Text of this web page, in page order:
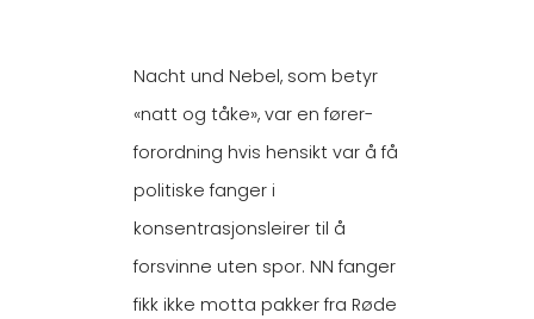
Nacht und Nebel, som betyr
«natt og tåke», var en fører-
forordning hvis hensikt var å få
politiske fanger i
konsentrasjonsleirer til å
forsvinne uten spor. NN fanger
fikk ikke motta pakker fra Røde